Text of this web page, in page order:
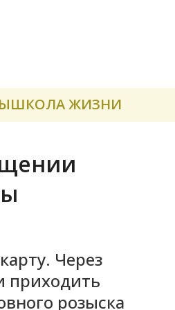
ШКОЛА ЖИЗНИ
Через
приходить
розыска